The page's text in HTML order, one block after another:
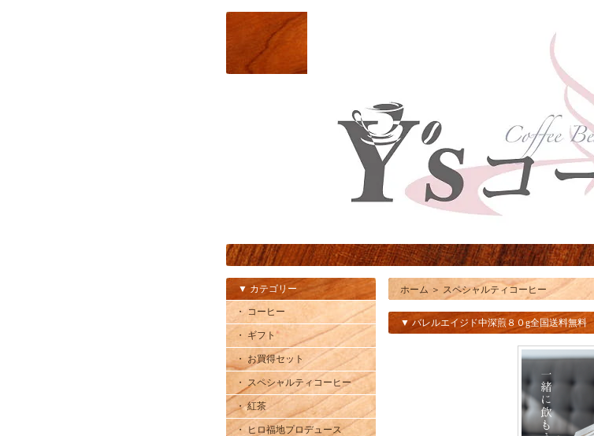
▼ カテゴリー
・ コーヒー
・ ギフト
・ お買得セット
・ スペシャルティコーヒー
・ 紅茶
・ ヒロ福地プロデュース
ホーム ＞ スペシャルティコーヒー
▼ バレルエイジド中深煎８０g全国送料無料